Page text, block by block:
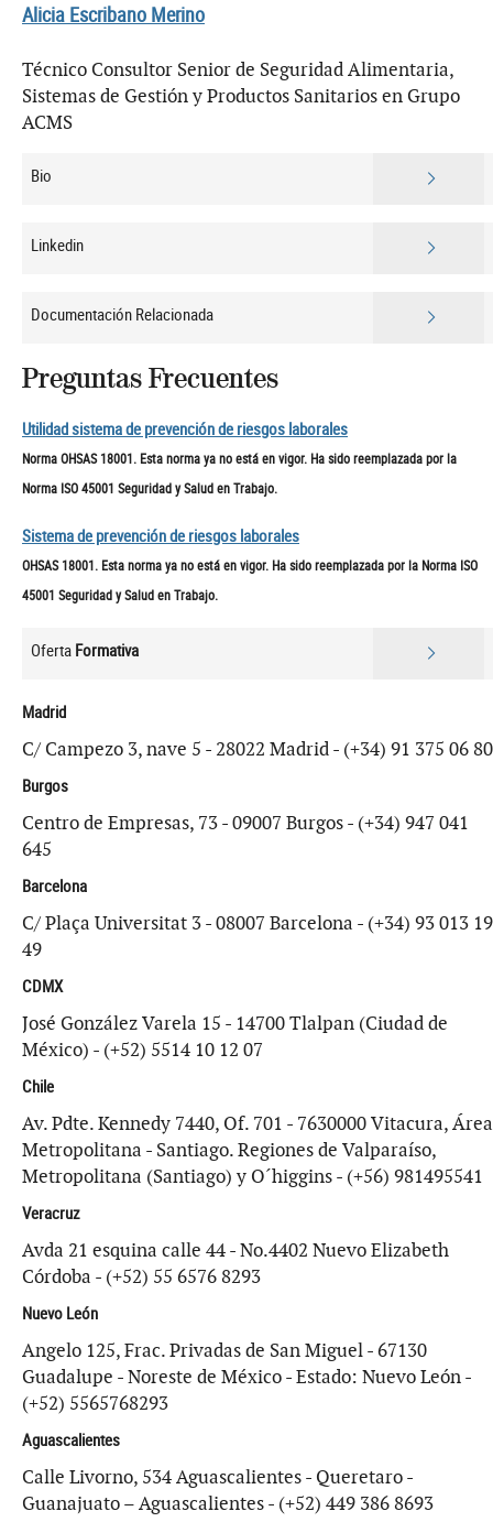
Alicia Escribano Merino
Técnico Consultor Senior de Seguridad Alimentaria,
Sistemas de Gestión y Productos Sanitarios en Grupo
ACMS
Bio
Linkedin
Documentación Relacionada
Preguntas Frecuentes
Utilidad sistema de prevención de riesgos laborales
Norma OHSAS 18001. Esta norma ya no está en vigor. Ha sido reemplazada por la
Norma ISO 45001 Seguridad y Salud en Trabajo.
Sistema de prevención de riesgos laborales
OHSAS 18001. Esta norma ya no está en vigor. Ha sido reemplazada por la Norma ISO
45001 Seguridad y Salud en Trabajo.
Oferta Formativa
Madrid
C/ Campezo 3, nave 5 - 28022 Madrid - (+34) 91 375 06 80
Burgos
Centro de Empresas, 73 - 09007 Burgos - (+34) 947 041
645
Barcelona
C/ Plaça Universitat 3 - 08007 Barcelona - (+34) 93 013 19
49
CDMX
José González Varela 15 - 14700 Tlalpan (Ciudad de
México) - (+52) 5514 10 12 07
Chile
Av. Pdte. Kennedy 7440, Of. 701 - 7630000 Vitacura, Área
Metropolitana - Santiago. Regiones de Valparaíso,
Metropolitana (Santiago) y O´higgins - (+56) 981495541
Veracruz
Avda 21 esquina calle 44 - No.4402 Nuevo Elizabeth
Córdoba - (+52) 55 6576 8293
Nuevo León
Angelo 125, Frac. Privadas de San Miguel - 67130
Guadalupe - Noreste de México - Estado: Nuevo León -
(+52) 5565768293
Aguascalientes
Calle Livorno, 534 Aguascalientes - Queretaro -
Guanajuato – Aguascalientes - (+52) 449 386 8693